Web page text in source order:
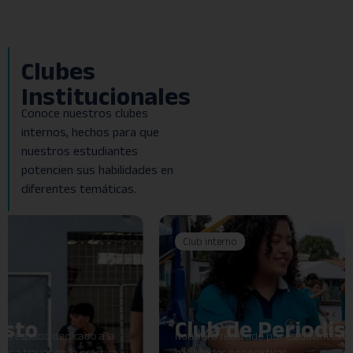
Clubes
Institucionales
Conoce nuestros clubes
internos, hechos para que
nuestros estudiantes
potencien sus habilidades en
diferentes temáticas.
Club interno
Club de Periodismo
Noticiero realizado por estudiantes que desarrollan sus